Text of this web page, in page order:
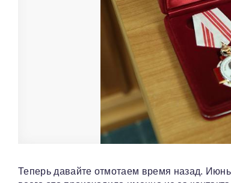
Теперь давайте отмотаем время назад.